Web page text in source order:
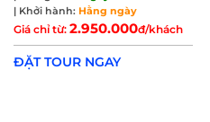
| Khởi hành: Hằng ngày
Giá chỉ từ: 2.950.000đ/khách
ĐẶT TOUR NGAY